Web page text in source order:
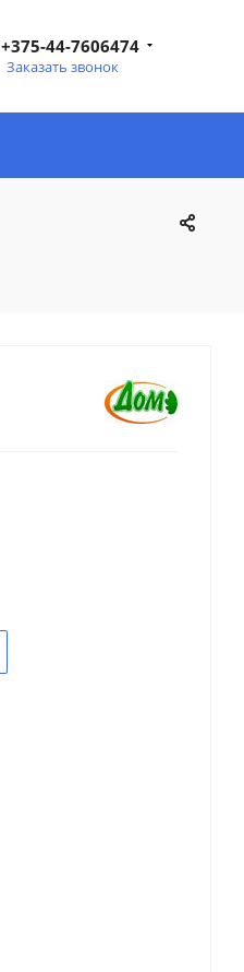
+375-44-7606474
Заказать звонок